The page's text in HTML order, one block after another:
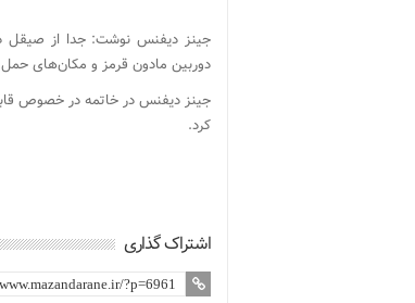
جینز دیفنس نوشت: جدا از صیقل
دوربین مادون قرمز و مکان‌های
جینز دیفنس در خاتمه در خصوص
کرد.
اشتراک گذاری